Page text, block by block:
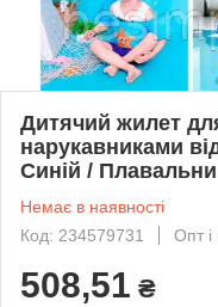
Дитячий жилет
нарукавниками
Синій /
Немає в наявності
Код: 234579731
Опт і
508,51 ₴